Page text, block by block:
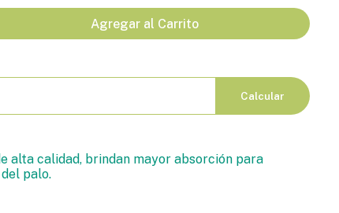
Agregar al Carrito
Calcular
alta calidad, brindan mayor absorción para
palo.